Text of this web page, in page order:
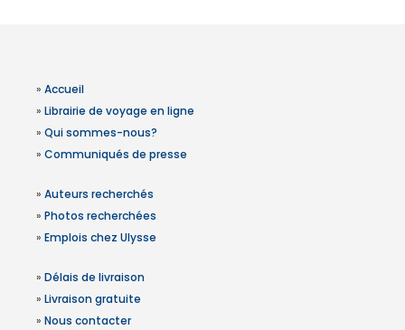
» Accueil
» Librairie de voyage en ligne
» Qui sommes-nous?
» Communiqués de presse
» Auteurs recherchés
» Photos recherchées
» Emplois chez Ulysse
» Délais de livraison
» Livraison gratuite
» Nous contacter